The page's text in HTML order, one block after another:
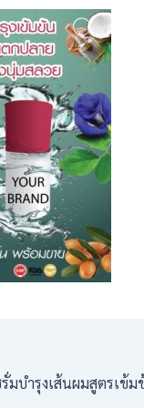
มบำรุงเส้นผมสูตรเข้ม